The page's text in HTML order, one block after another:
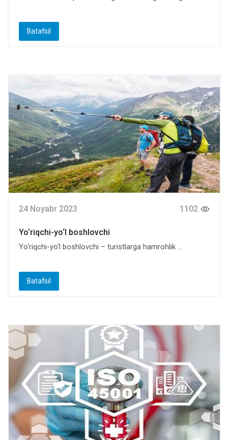
Batafsil
24 Noyabr 2023 1102
Yo‘riqchi-yo‘l boshlovchi
Yo‘riqchi-yo‘l boshlovchi – turistlarga hamrohlik ...
Batafsil